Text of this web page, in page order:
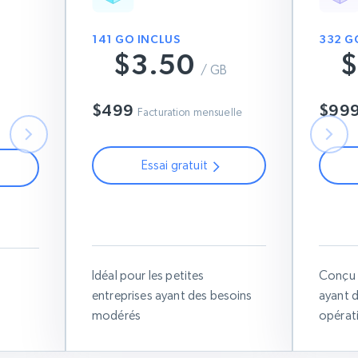
141 GO INCLUS
$3.50 / GB
$499 Facturation mensuelle
Essai gratuit
Idéal pour les petites
entreprises ayant des besoins
modérés
332
Conçu
ayant